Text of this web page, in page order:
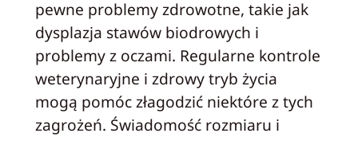
pewne problemy zdrowotne, takie jak
dysplazja stawów biodrowych i
problemy z oczami. Regularne kontrole
weterynaryjne i zdrowy tryb życia
mogą pomóc złagodzić niektóre z tych
zagrożeń. Świadomość rozmiaru i